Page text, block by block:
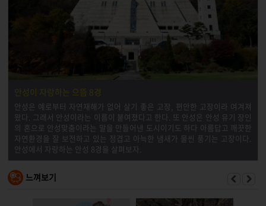
안성이 자랑하는 으뜸 8경
안성은 예로부터 자연재해가 없어 살기 좋은 고장, 편안한 고장이라 여겨져
왔다. 그래서 안성이라는 이름이 붙여졌다고 한다. 또 안성은 안성 유기 장인
의 혼으로 안성맞춤이라는 말을 만들어낸 도시이기도 하다 아름답고 깨끗한
자연환경을 잘 보전하고 있는 정겹고 아늑한 냄새가 물씬 풍기는 고장이다.
안성에서 자랑하는 안성 8경을 살펴보자.
느껴보기